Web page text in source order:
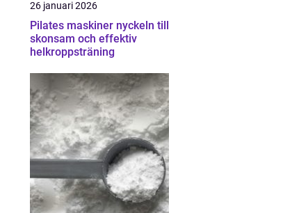
26 januari 2026
Pilates maskiner nyckeln till
skonsam och effektiv
helkroppsträning